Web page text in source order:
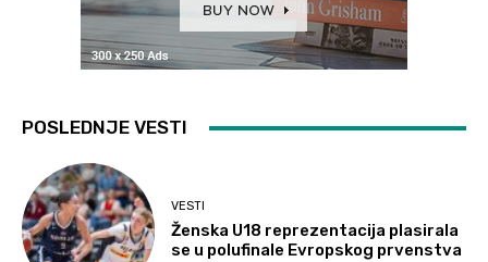
POSLEDNJE VESTI
VESTI
Ženska U18 reprezentacija plasirala
se u polufinale Evropskog prvenstva